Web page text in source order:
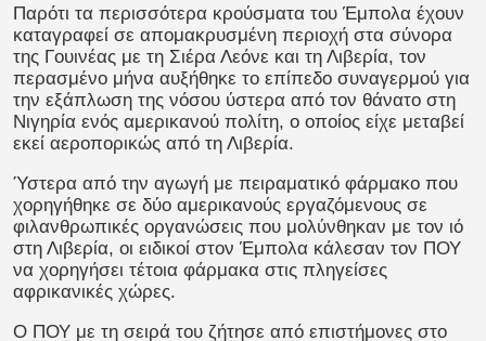
Παρότι τα περισσότερα κρούσματα του Έμπολα έχουν
καταγραφεί σε απομακρυσμένη περιοχή στα σύνορα
της Γουινέας με τη Σιέρα Λεόνε και τη Λιβερία, τον
περασμένο μήνα αυξήθηκε το επίπεδο συναγερμού για
την εξάπλωση της νόσου ύστερα από τον θάνατο στη
Νιγηρία ενός αμερικανού πολίτη, ο οποίος είχε μεταβεί
εκεί αεροπορικώς από τη Λιβερία.
Ύστερα από την αγωγή με πειραματικό φάρμακο που
χορηγήθηκε σε δύο αμερικανούς εργαζόμενους σε
φιλανθρωπικές οργανώσεις που μολύνθηκαν με τον ιό
στη Λιβερία, οι ειδικοί στον Έμπολα κάλεσαν τον ΠΟΥ
να χορηγήσει τέτοια φάρμακα στις πληγείσες
αφρικανικές χώρες.
Ο ΠΟΥ με τη σειρά του ζήτησε από επιστήμονες στο